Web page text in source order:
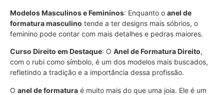
Modelos Masculinos e Femininos: Enquanto o anel de
formatura masculino tende a ter designs mais sóbrios, o
feminino pode contar com mais detalhes e pedras maiores.
Curso Direito em Destaque: O Anel de Formatura Direito,
com o rubi como símbolo, é um dos modelos mais buscados,
refletindo a tradição e a importância dessa profissão.
O anel de formatura é muito mais do que uma joia. Ele é um